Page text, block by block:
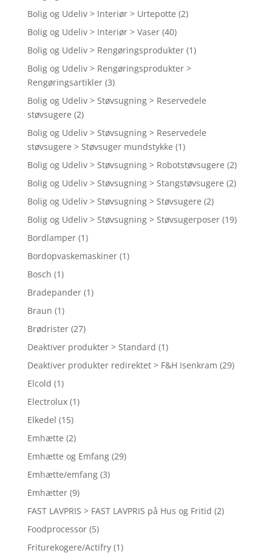
Bolig og Udeliv > Interiør > Urtepotte (2)
Bolig og Udeliv > Interiør > Vaser (40)
Bolig og Udeliv > Rengøringsprodukter (1)
Bolig og Udeliv > Rengøringsprodukter >
Rengøringsartikler (3)
Bolig og Udeliv > Støvsugning > Reservedele
støvsugere (2)
Bolig og Udeliv > Støvsugning > Reservedele
støvsugere > Støvsuger mundstykke (1)
Bolig og Udeliv > Støvsugning > Robotstøvsugere (2)
Bolig og Udeliv > Støvsugning > Stangstøvsugere (2)
Bolig og Udeliv > Støvsugning > Støvsugere (2)
Bolig og Udeliv > Støvsugning > Støvsugerposer (19)
Bordlamper (1)
Bordopvaskemaskiner (1)
Bosch (1)
Bradepander (1)
Braun (1)
Brødrister (27)
Deaktiver produkter > Standard (1)
Deaktiver produkter redirektet > F&H Isenkram (29)
Elcold (1)
Electrolux (1)
Elkedel (15)
Emhætte (2)
Emhætte og Emfang (29)
Emhætte/emfang (3)
Emhætter (9)
FAST LAVPRIS > FAST LAVPRIS på Hus og Fritid (2)
Foodprocessor (5)
Friturekogere/Actifry (1)